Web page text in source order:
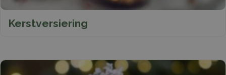
Kerstversiering